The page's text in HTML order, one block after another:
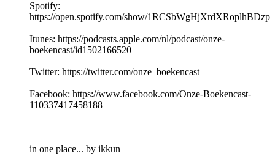
Spotify:
https://open.spotify.com/show/1RCSbWgHjXrdXRoplhBDzp
Itunes: https://podcasts.apple.com/nl/podcast/onze-
boekencast/id1502166520
Twitter: https://twitter.com/onze_boekencast
Facebook: https://www.facebook.com/Onze-Boekencast-
110337417458188
in one place... by ikkun